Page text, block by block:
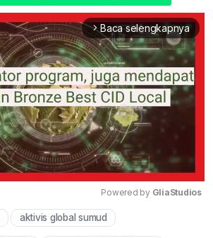
arrow_forward_ios Baca selengkapnya
Powered by GliaStudios
aktivis global sumud